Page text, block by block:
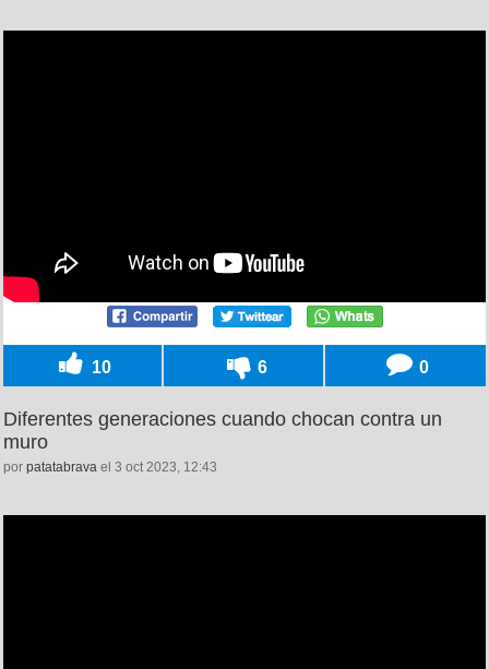
10 6 0
Diferentes generaciones cuando chocan contra un
muro
por patatabrava el 3 oct 2023, 12:43